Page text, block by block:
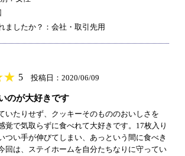
ましたか？：会社・取引先用
★ 5 投稿日：2020/06/09
のが大好きです
いたりせず、クッキーそのもののおいしさを
覚で気取らずに食べれて大好きです。17枚入り
つい手が伸びてしまい、あっという間に食べき
回は、ステイホームを自分たちなりに守ってい